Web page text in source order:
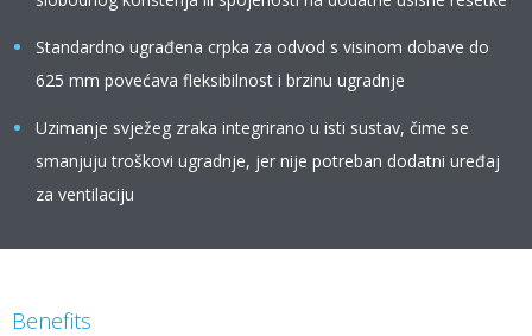
Standardno ugrađena crpka za odvod s visinom dobave do
625 mm povećava fleksibilnost i brzinu ugradnje
Uzimanje svježeg zraka integrirano u isti sustav, čime se
smanjuju troškovi ugradnje, jer nije potreban dodatni uređaj
za ventilaciju
Benefits